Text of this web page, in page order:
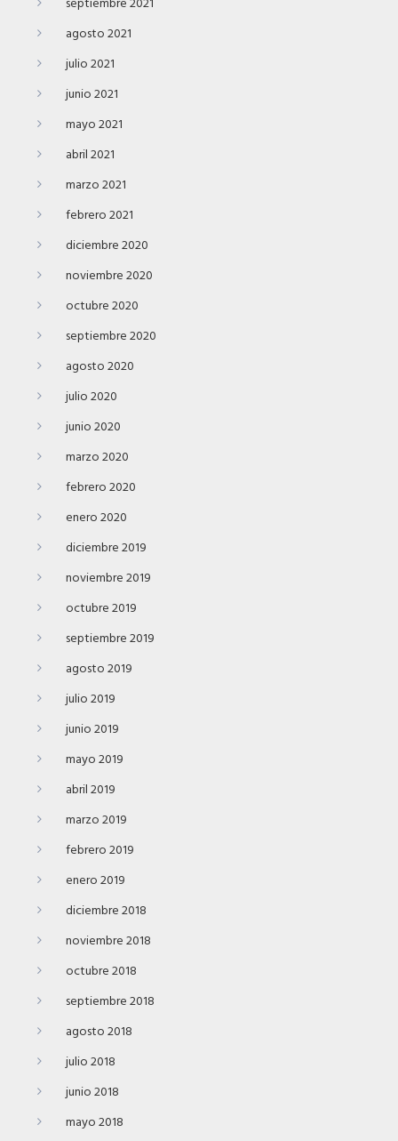
agosto 2021
julio 2021
junio 2021
mayo 2021
abril 2021
marzo 2021
febrero 2021
diciembre 2020
noviembre 2020
octubre 2020
septiembre 2020
agosto 2020
julio 2020
junio 2020
marzo 2020
febrero 2020
enero 2020
diciembre 2019
noviembre 2019
octubre 2019
septiembre 2019
agosto 2019
julio 2019
junio 2019
mayo 2019
abril 2019
marzo 2019
febrero 2019
enero 2019
diciembre 2018
noviembre 2018
octubre 2018
septiembre 2018
agosto 2018
julio 2018
junio 2018
mayo 2018